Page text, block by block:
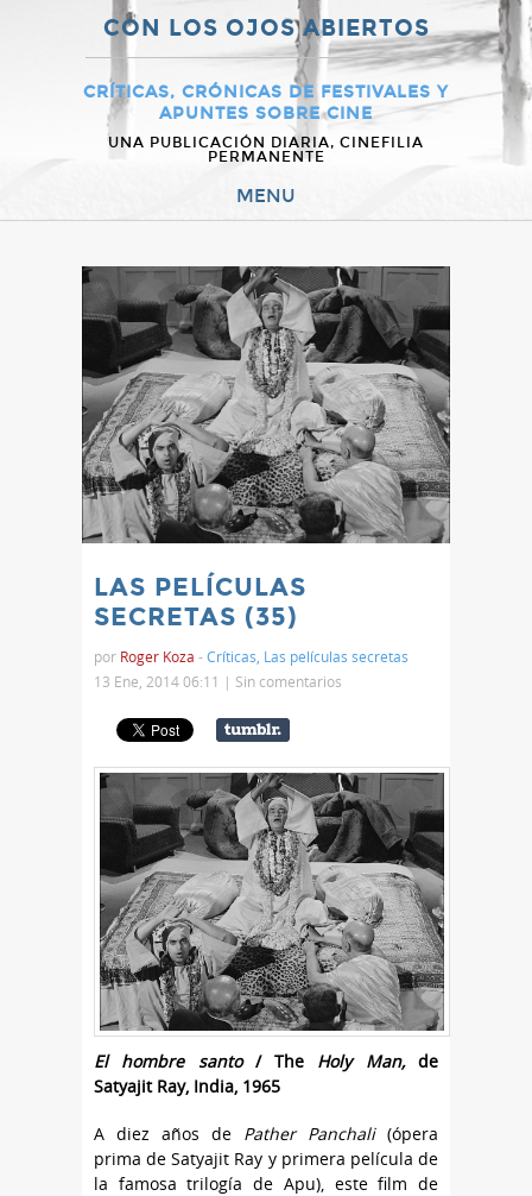
CON LOS OJOS ABIERTOS
CRÍTICAS, CRÓNICAS DE FESTIVALES Y
APUNTES SOBRE CINE
UNA PUBLICACIÓN DIARIA, CINEFILIA
PERMANENTE
MENU
LAS PELÍCULAS
SECRETAS (35)
por Roger Koza -Críticas Las películas secretas
13 Ene, 2014 06:11 | Sin comentarios
El hombre santo/ The Holy Man,de
Satyajit Ray, India, 1965
A diez años de Pather Panchali(ópera
prima de Satyajit Ray y primera película de
la famosa trilogía de Apu), este film de